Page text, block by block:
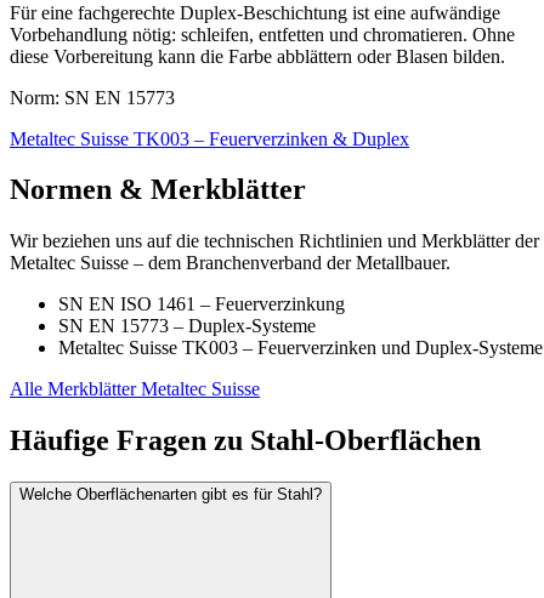
Für eine fachgerechte Duplex-Beschichtung ist eine aufwändige
Vorbehandlung nötig: schleifen, entfetten und chromatieren. Ohne
diese Vorbereitung kann die Farbe abblättern oder Blasen bilden.
Norm: SN EN 15773
Metaltec Suisse TK003 – Feuerverzinken & Duplex
Normen & Merkblätter
Wir beziehen uns auf die technischen Richtlinien und Merkblätter der
Metaltec Suisse – dem Branchenverband der Metallbauer.
SN EN ISO 1461 – Feuerverzinkung
SN EN 15773 – Duplex-Systeme
Metaltec Suisse TK003 – Feuerverzinken und Duplex-Systeme
Alle Merkblätter Metaltec Suisse
Häufige Fragen zu Stahl-Oberflächen
Welche Oberflächenarten gibt es für Stahl?